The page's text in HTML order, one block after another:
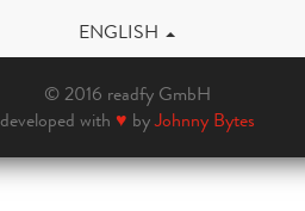
ENGLISH
© 2016 readfy GmbH
developed with ♥ byJohnny Bytes